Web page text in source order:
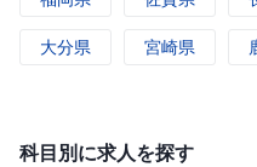
大分県 宮崎県
科目別に求人を探す